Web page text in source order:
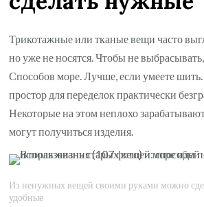
Трикотажные или тканые вещи часто
но уже не носятся. Чтобы не
Способов море. Лучше, если умеете
простор для переделок практически
Некоторые на этом неплохо
могут получиться изделия.
Из ненужных вещей своими руками можно
удобные